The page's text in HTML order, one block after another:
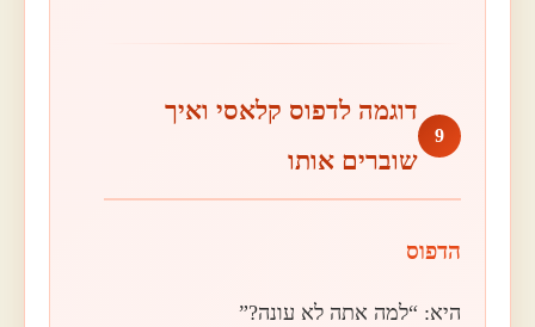
9
דוגמה לדפוס קלאסי ואיך
שוברים אותו
הדפוס
היא: “למה אתה לא עונה?”